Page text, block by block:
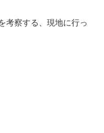
考察する、現地に行っ